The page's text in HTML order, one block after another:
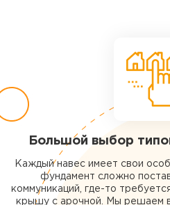
Большой выбор
Каждый навес имеет свои
фундамент сложно
коммуникаций, где-то
крышу с арочной. Мы решаем